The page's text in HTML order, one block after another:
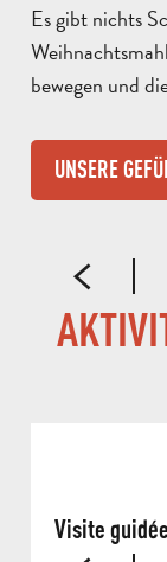
Es gibt nichts
bewegen und
UNSERE
Visite